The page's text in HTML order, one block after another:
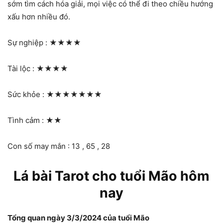
sớm tìm cách hóa giải, mọi việc có thể đi theo chiều hướng
xấu hơn nhiều đó.
Sự nghiệp : ★★★★
Tài lộc : ★★★★
Sức khỏe : ★★★★★★★
Tình cảm : ★★
Con số may mắn : 13 , 65 , 28
Lá bài Tarot cho tuổi Mão hôm
nay
Tổng quan ngày 3/3/2024 của tuổi Mão